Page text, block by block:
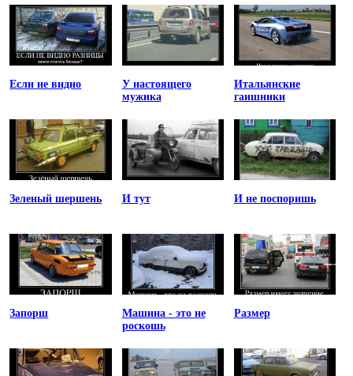
Если не видно
У настоящего
мужика
Итальянские
гаишники
Зеленый шершень И тут И не поспоришь
Запорш
Машина - это не
роскошь
Размер